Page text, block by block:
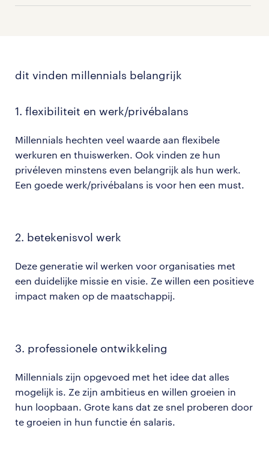
dit vinden millennials belangrijk
1. flexibiliteit en werk/privébalans
Millennials hechten veel waarde aan flexibele
werkuren en thuiswerken. Ook vinden ze hun
privéleven​ minstens even belangrijk als hun werk.
Een goede werk/privébalans is voor hen een must.
2. betekenisvol werk
Deze generatie wil werken voor organisaties met
een duidelijke missie en visie. Ze willen een positieve
impact maken op de maatschappij​.
3. professionele ontwikkeling
Millennials zijn opgevoed met het idee dat alles
mogelijk is. Ze zijn ambitieus en willen groeien in
hun loopbaan. Grote kans dat ze snel proberen door
te groeien in hun functie én salaris.